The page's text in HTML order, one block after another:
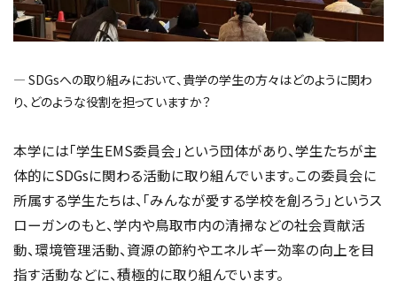
― SDGsへの取り組みにおいて、貴学の学生の方々はどのように関わ
り、どのような役割を担っていますか？
本学には「学生EMS委員会」という団体があり、学生たちが主
体的にSDGsに関わる活動に取り組んでいます。この委員会に
所属する学生たちは、「みんなが愛する学校を創ろう」というス
ローガンのもと、学内や鳥取市内の清掃などの社会貢献活
動、環境管理活動、資源の節約やエネルギー効率の向上を目
指す活動などに、積極的に取り組んでいます。